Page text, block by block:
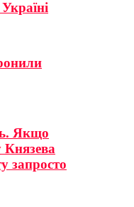
Якщо
Князева
запросто